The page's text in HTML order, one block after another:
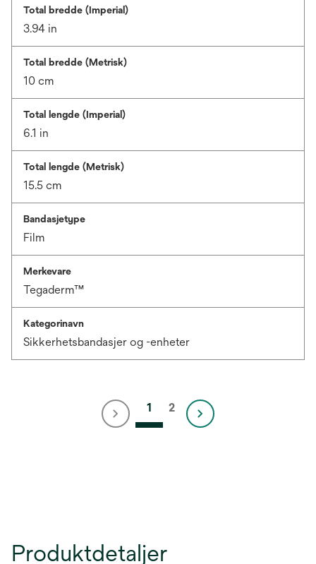
Total bredde (Imperial)
3.94 in
Total bredde (Metrisk)
10 cm
Total lengde (Imperial)
6.1 in
Total lengde (Metrisk)
15.5 cm
Bandasjetype
Film
Merkevare
Tegaderm™
Kategorinavn
Sikkerhetsbandasjer og -enheter
1 2
Produktdetaljer